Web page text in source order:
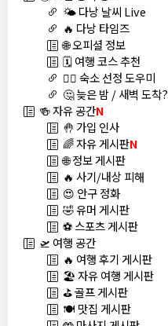
🌤️ 다낭 날씨 Live
🔥 다낭 타임즈
🌐 오피셜 정보
🗓️ 여행 코스 추천
🏊‍♀️ 숙소 선정 도우미
🤔 늦은 밤 / 새벽 도착?
🍻 자유 공간N
🤚 가입 인사
🌈 자유 게시판N
🌐 정보 게시판
🔥 사기/내상 피해
😍 안구 정화
🤣 유머 게시판
⚽ 스포츠 게시판
🛫 여행 공간
🔥 여행 후기 게시판
🏖️ 자유 여행 게시판
⛳ 골프 게시판
🍽️ 맛집 게시판